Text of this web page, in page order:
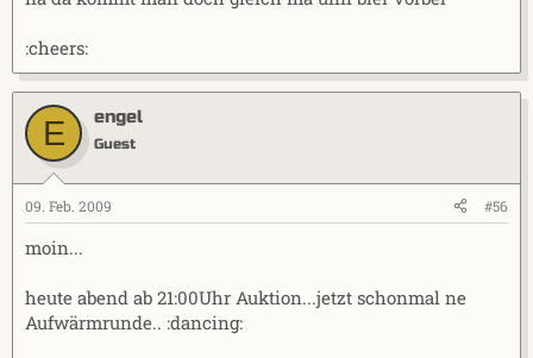
:cheers:
E engel
Guest
09. Feb. 2009 #56
moin...
heute abend ab 21:00Uhr Auktion...jetzt schonmal ne
Aufwärmrunde.. :dancing: